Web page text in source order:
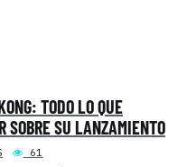
TODO LO QUE
SOBRE SU LANZAMIENTO
61